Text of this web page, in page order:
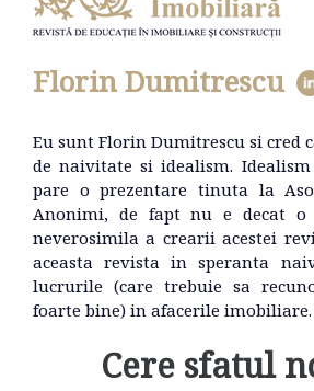
Florin Dumitrescu
Eu sunt Florin Dumitrescu si cred
de naivitate si idealism.
pare o prezentare tinuta la
Anonimi, de fapt nu e decat o
neverosimila a crearii acestei
aceasta revista in speranta
lucrurile (care trebuie sa
foarte bine) in afacerile imobiliare.
Cere sfatul